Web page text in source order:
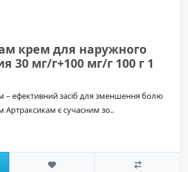
крем для наружного
30 мг/г+100 мг/г 100 г 1
– ефективний засіб для зменшення болю
Артраксикам є сучасним зо..